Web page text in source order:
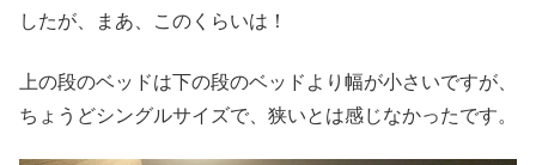
したが、まあ、このくらいは！
上の段のベッドは下の段のベッドより幅が小さいですが、
ちょうどシングルサイズで、狭いとは感じなかったです。